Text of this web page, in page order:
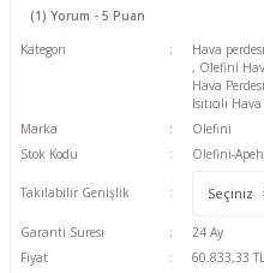
(1) Yorum - 5 Puan
Kategori
Hava
, Olefini
Hava
Isıtıcılı
Marka
Olefini
Stok Kodu
Olefini-
Takılabilir Genişlik
Garanti Süresi
24 Ay
Fiyat
60.833,33